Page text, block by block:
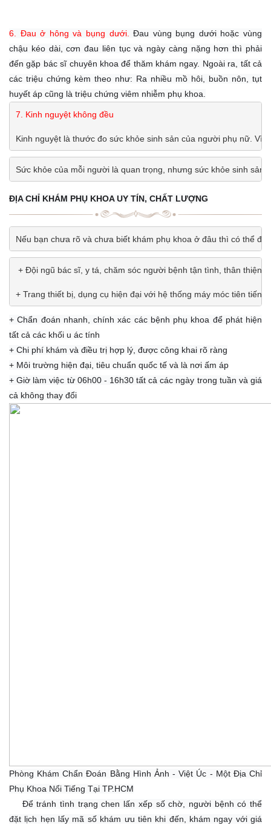
6. Đau ở hông và bụng dưới. Đau vùng bụng dưới hoặc vùng
chậu kéo dài, cơn đau liên tục và ngày càng nặng hơn thì phải
đến gặp bác sĩ chuyên khoa để thăm khám ngay. Ngoài ra, tất cả
các triệu chứng kèm theo như: Ra nhiều mồ hôi, buồn nôn, tụt
huyết áp cũng là triệu chứng viêm nhiễm phụ khoa.
7. Kinh nguyệt không đều
Kinh nguyệt là thước đo sức khỏe sinh sản của người phụ nữ. Vì
Sức khỏe của mỗi người là quan trọng, nhưng sức khỏe sinh
ĐỊA CHỈ KHÁM PHỤ KHOA UY TÍN, CHẤT LƯỢNG
Nếu bạn chưa rõ và chưa biết khám phụ khoa ở đâu thì có thể
+ Đội ngũ bác sĩ, y tá, chăm sóc người bệnh tận tình, thân thiện,
+ Trang thiết bị, dụng cụ hiện đại với hệ thống máy móc tiên tiến
+ Chẩn đoán nhanh, chính xác các bệnh phụ khoa để phát hiện
tất cả các khối u ác tính
+ Chi phí khám và điều trị hợp lý, được công khai rõ ràng
+ Môi trường hiện đại, tiêu chuẩn quốc tế và là nơi ấm áp
+ Giờ làm việc từ 06h00 - 16h30 tất cả các ngày trong tuần và giá
cả không thay đổi
Phòng Khám Chẩn Đoán Bằng Hình Ảnh - Việt Úc - Một Địa Chỉ
Phụ Khoa Nổi Tiếng Tại TP.HCM
Để tránh tình trạng chen lấn xếp số chờ, người bệnh có thể
đặt lịch hẹn lấy mã số khám ưu tiên khi đến, khám ngay với giá